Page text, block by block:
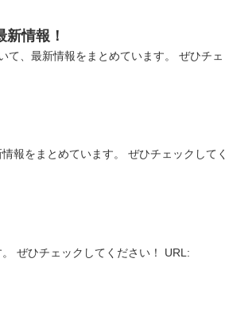
情報！
て、最新情報をまとめています。 ぜひチェ
報をまとめています。 ぜひチェックしてく
。 ぜひチェックしてください！ URL: